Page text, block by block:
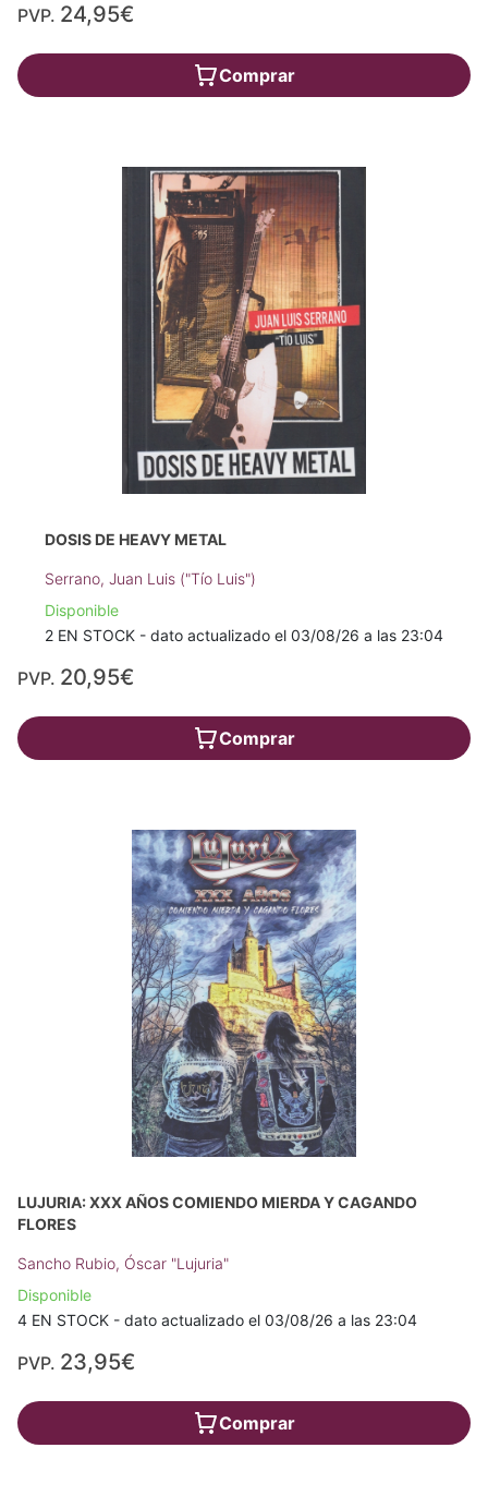
PVP. 24,95€
Comprar
DOSIS DE HEAVY METAL
Serrano, Juan Luis ("Tío Luis")
Disponible
2 EN STOCK - dato actualizado el 03/08/26 a las 23:04
PVP. 20,95€
Comprar
LUJURIA: XXX AÑOS COMIENDO MIERDA Y CAGANDO
FLORES
Sancho Rubio, Óscar "Lujuria"
Disponible
4 EN STOCK - dato actualizado el 03/08/26 a las 23:04
PVP. 23,95€
Comprar